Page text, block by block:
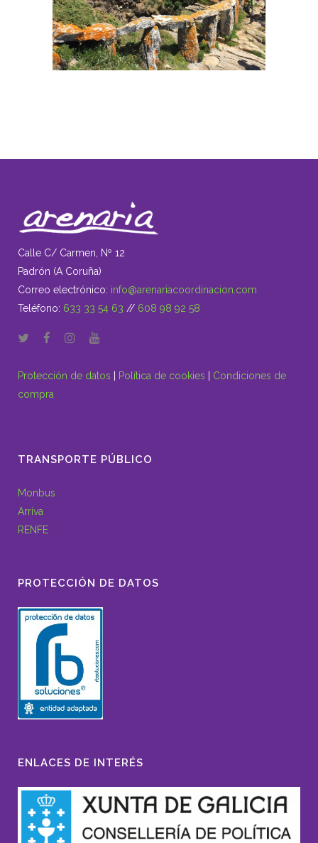
Calle C/ Carmen, Nº 12
Padrón (A Coruña)
Correo electrónico: info@arenariacoordinacion.com
Teléfono: 633 33 54 63 // 608 98 92 58
Protección de datos Política de cookies
Condiciones de
compra
TRANSPORTE PÚBLICO
Monbus
Arriva
RENFE
PROTECCIÓN DE DATOS
ENLACES DE INTERÉS